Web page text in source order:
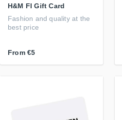
H&M FI Gift Card
Fashion and quality at the
best price
From €5